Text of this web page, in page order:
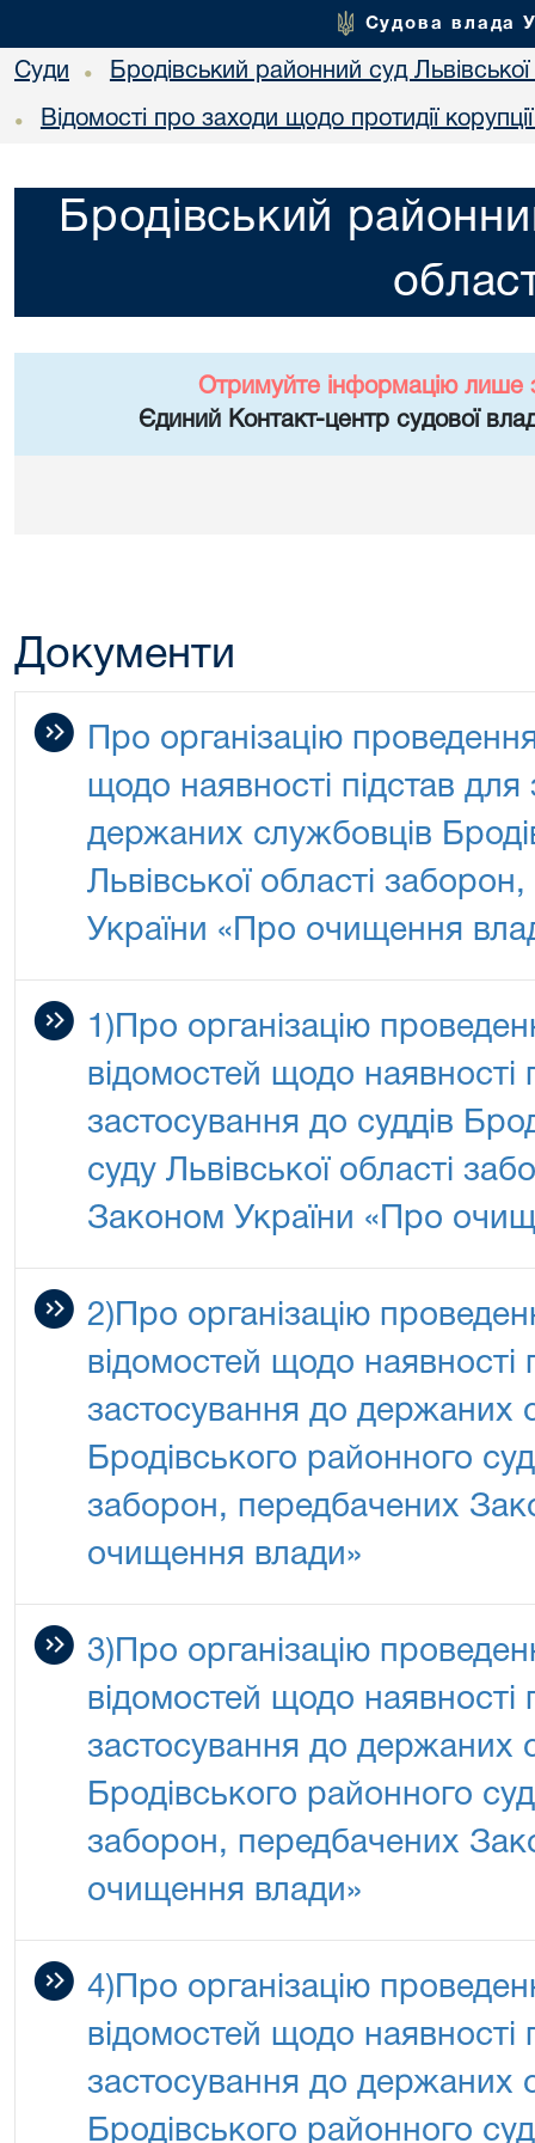
Судова влада
Суди • Бродівський районний суд Львівської
• Відомості про заходи щодо протидії
Бродівський
Отримуйте інформацію лише
Єдиний Контакт-центр судової
Документи
Про організацію
щодо наявності підстав
держаних службовців
Львівської області
України «Про очищення
1)Про організацію
відомостей щодо наявності
застосування до суддів
суду Львівської області
Законом України «Про
2)Про організацію
відомостей щодо наявності
застосування до держаних
Бродівського районного
заборон, передбачених
очищення влади»
3)Про організацію
відомостей щодо наявності
застосування до держаних
Бродівського районного
заборон, передбачених
очищення влади»
4)Про організацію
відомостей щодо наявності
застосування до держаних
Бродівського районного